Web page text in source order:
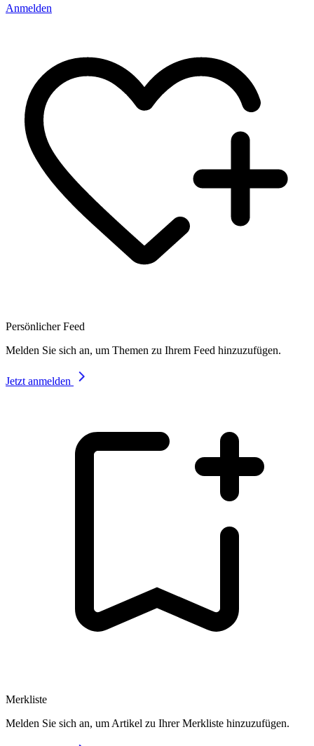
Anmelden
Persönlicher Feed
Melden Sie sich an, um Themen zu Ihrem Feed hinzuzufügen.
Jetzt anmelden
Merkliste
Melden Sie sich an, um Artikel zu Ihrer Merkliste hinzuzufügen.